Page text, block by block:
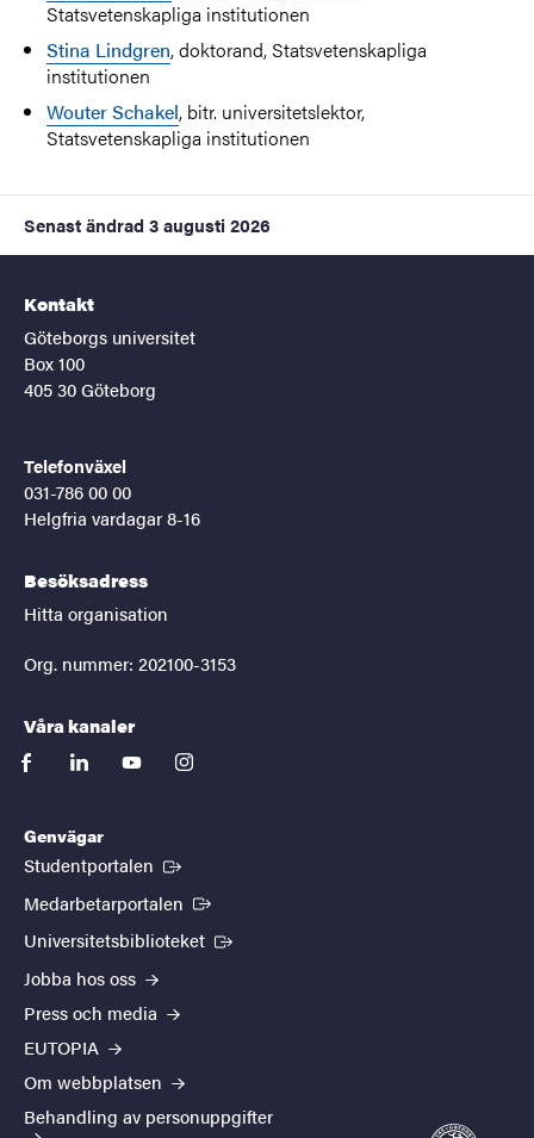
Statsvetenskapliga institutionen
Stina Lindgren, doktorand, Statsvetenskapliga
institutionen
Wouter Schakel, bitr. universitetslektor,
Statsvetenskapliga institutionen
Senast ändrad 3 augusti 2026
Kontakt
Göteborgs universitet
Box 100
405 30 Göteborg
Telefonväxel
031-786 00 00
Helgfria vardagar 8-16
Besöksadress
Hitta organisation
Org. nummer: 202100-3153
Våra kanaler
facebooklinkedinyoutubeinstagram
Genvägar
Studentportalen (Extern länk)
Medarbetarportalen (Extern länk)
Universitetsbiblioteket (Extern länk)
Jobba hos oss
Press och media
EUTOPIA
Om webbplatsen
Behandling av personuppgifter